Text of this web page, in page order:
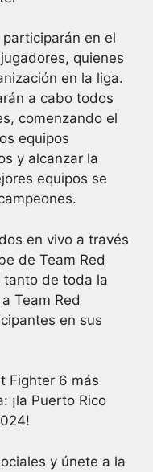
en el
quienes
en la liga.
a cabo todos
comenzando el
equipos
y alcanzar la
equipos se
en vivo a través
de Team Red
tanto de toda la
Team Red
en sus
Fighter 6 más
¡la Puerto Rico
y únete a la